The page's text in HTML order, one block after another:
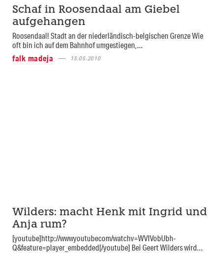
Schaf in Roosendaal am Giebel
aufgehangen
Roosendaal! Stadt an der niederländisch-belgischen Grenze Wie
oft bin ich auf dem Bahnhof umgestiegen,...
falk madeja
15.05.2010
Wilders: macht Henk mit Ingrid und
Anja rum?
[youtube]http://wwwyoutubecom/watchv=WVIVobUbh-
Q&feature=player_embedded[/youtube] Bei Geert Wilders wird...